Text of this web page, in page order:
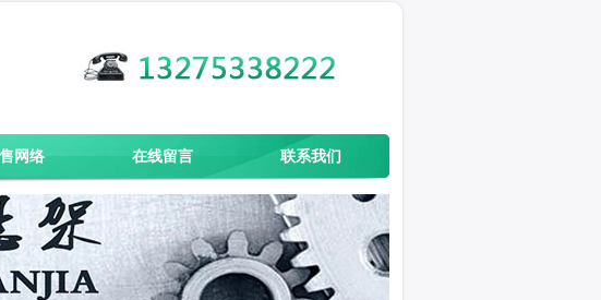
网络 在线留言 联系我们